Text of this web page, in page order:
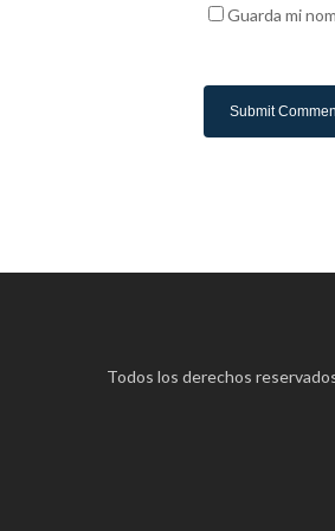
Guarda mi
Todos los derechos